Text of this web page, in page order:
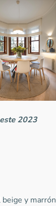
2023
y marrón